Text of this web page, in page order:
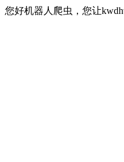
您好机器人爬虫，您让